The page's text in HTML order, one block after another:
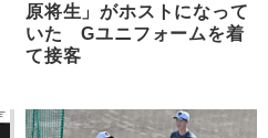
原将生」がホストになって
いた Gユニフォームを着
て接客